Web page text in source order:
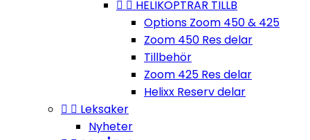
  HELIKOPTRAR TILLB
Options Zoom 450 & 425
Zoom 450 Res delar
Tillbehör
Zoom 425 Res delar
Helixx Reserv delar
  Leksaker
Nyheter